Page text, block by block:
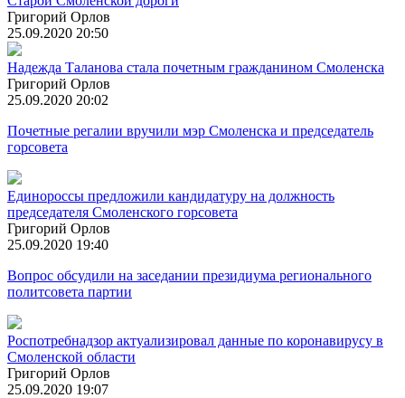
Григорий Орлов
25.09.2020 20:50
Надежда Таланова стала почетным гражданином Смоленска
Григорий Орлов
25.09.2020 20:02
Почетные регалии вручили мэр Смоленска и председатель
горсовета
Единороссы предложили кандидатуру на должность
председателя Смоленского горсовета
Григорий Орлов
25.09.2020 19:40
Вопрос обсудили на заседании президиума регионального
политсовета партии
Роспотребнадзор актуализировал данные по коронавирусу в
Смоленской области
Григорий Орлов
25.09.2020 19:07